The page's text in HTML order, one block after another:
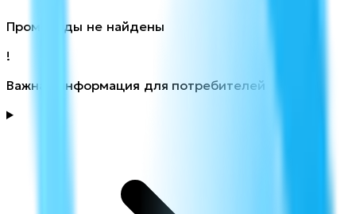
Промокоды не найдены
!
Важная информация для потребителей